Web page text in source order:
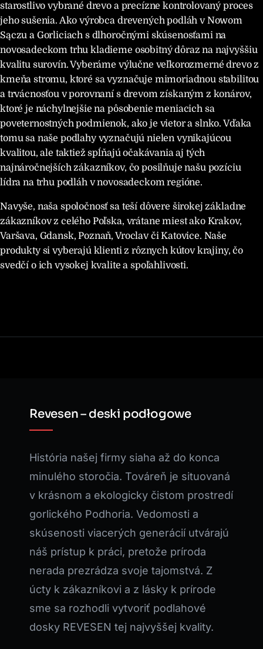
starostlivo vybrané drevo a precízne kontrolovaný proces
jeho sušenia. Ako výrobca drevených podláh v Nowom
Sączu a Gorliciach s dlhoročnými skúsenosťami na
novosadeckom trhu kladieme osobitný dôraz na najvyššiu
kvalitu surovín. Vyberáme výlučne veľkorozmerné drevo z
kmeňa stromu, ktoré sa vyznačuje mimoriadnou stabilitou
a trvácnosťou v porovnaní s drevom získaným z konárov,
ktoré je náchylnejšie na pôsobenie meniacich sa
poveternostných podmienok, ako je vietor a slnko. Vďaka
tomu sa naše podlahy vyznačujú nielen vynikajúcou
kvalitou, ale taktiež spĺňajú očakávania aj tých
najnáročnejších zákazníkov, čo posilňuje našu pozíciu
lídra na trhu podláh v novosadeckom regióne.
Navyše, naša spoločnosť sa teší dôvere širokej základne
zákazníkov z celého Poľska, vrátane miest ako Krakov,
Varšava, Gdansk, Poznaň, Vroclav či Katovice. Naše
produkty si vyberajú klienti z rôznych kútov krajiny, čo
svedčí o ich vysokej kvalite a spoľahlivosti.
Revesen – deski podłogowe
História našej firmy siaha až do konca
minulého storočia. Továreň je situovaná
v krásnom a ekologicky čistom prostredí
gorlického Podhoria. Vedomosti a
skúsenosti viacerých generácií utvárajú
náš prístup k práci, pretože príroda
nerada prezrádza svoje tajomstvá. Z
úcty k zákazníkovi a z lásky k prírode
sme sa rozhodli vytvoriť podlahové
dosky REVESEN tej najvyššej kvality.